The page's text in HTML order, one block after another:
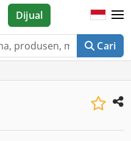
Cari
Dijual